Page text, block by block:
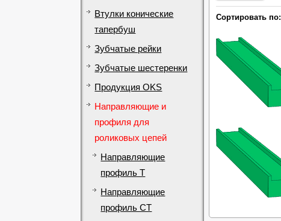
Втулки конические
тапербуш
Зубчатые рейки
Зубчатые шестеренки
Продукция OKS
Направляющие и
профиля для
роликовых цепей
Направляющие
профиль T
Направляющие
профиль CT
Сортировать по: